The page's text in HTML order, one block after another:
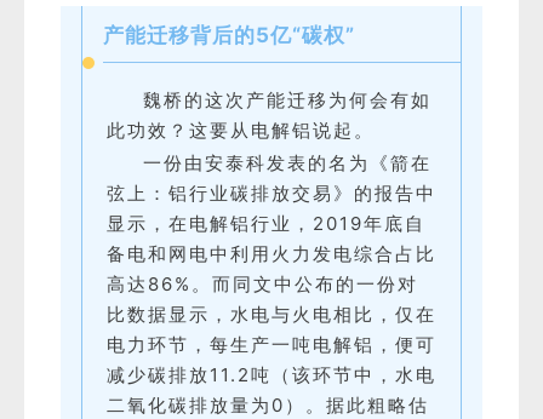
产能迁移背后的5亿“碳权”
魏桥的这次产能迁移为何会有如
此功效？这要从电解铝说起。
一份由安泰科发表的名为《箭在
弦上：铝行业碳排放交易》的报告中
显示，在电解铝行业，2019年底自
备电和网电中利用火力发电综合占比
高达86%。而同文中公布的一份对
比数据显示，水电与火电相比，仅在
电力环节，每生产一吨电解铝，便可
减少碳排放11.2吨（该环节中，水电
二氧化碳排放量为0）。据此粗略估